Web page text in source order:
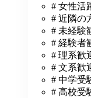
# 女性活
# 近隣の
# 未経験
# 経験者
# 理系歓
# 文系歓
# 中学受
# 高校受